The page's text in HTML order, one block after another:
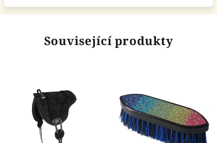
Související produkty